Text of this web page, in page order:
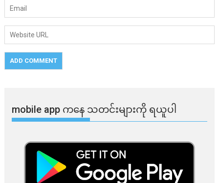
mobile app ​​ကနေ ​​သတင်းများကို ရယူပါ